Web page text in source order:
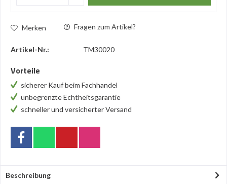
Merken Fragen zum Artikel?
Artikel-Nr.: TM30020
Vorteile
sicherer Kauf beim Fachhandel
unbegrenzte Echtheitsgarantie
schneller und versicherter Versand
Beschreibung